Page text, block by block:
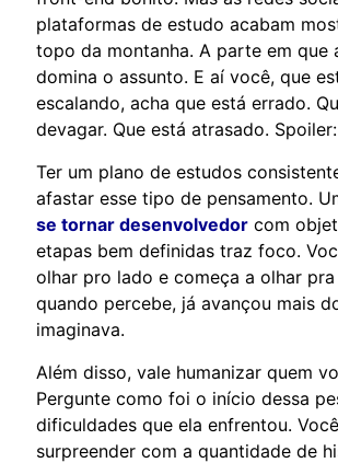
plataformas de estudo acabam
topo da montanha. A parte em que
domina o assunto. E aí você, que
escalando, acha que está errado.
devagar. Que está atrasado.
Ter um plano de estudos
afastar esse tipo de pensamento.
se tornar desenvolvedor com
etapas bem definidas traz foco.
olhar pro lado e começa a olhar
quando percebe, já avançou mais
imaginava.
Além disso, vale humanizar quem
Pergunte como foi o início dessa
dificuldades que ela enfrentou.
surpreender com a quantidade de